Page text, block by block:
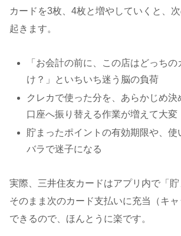
カードを3枚、4枚と増やしていくと、
起きます。
「お会計の前に、この店はどっちの
け？」といちいち迷う脳の負荷
クレカで使った分を、あらかじめ決
口座へ振り替える作業が増えて大変
貯まったポイントの有効期限や、使
バラで迷子になる
実際、三井住友カードはアプリ内で「
そのまま次のカード支払いに充当（キャ
できるので、ほんとうに楽です。